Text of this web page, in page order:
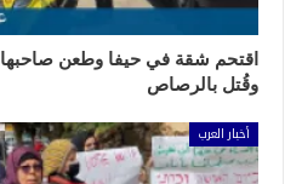
اقتحم شقة في حيفا وطعن صاحبها
وقُتل بالرصاص
أخبار العرب